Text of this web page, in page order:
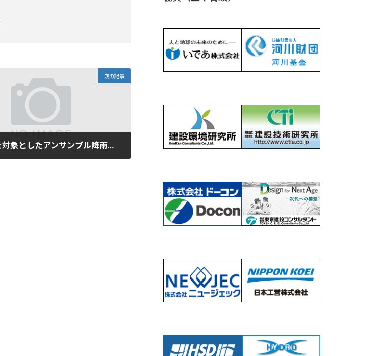
次の記事
ダム流域を対象としたアンサンブル降雨予測の予測時間帯別精度評価